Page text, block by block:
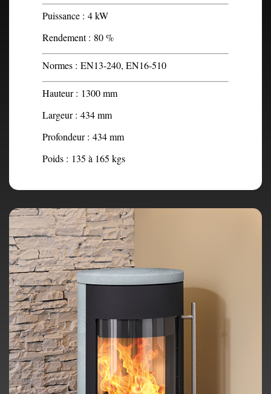
Puissance : 4 kW
Rendement : 80 %
Normes : EN13-240, EN16-510
Hauteur : 1300 mm
Largeur : 434 mm
Profondeur : 434 mm
Poids : 135 à 165 kgs